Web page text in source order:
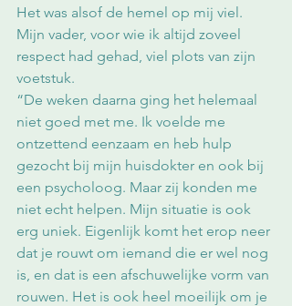
Het was alsof de hemel op mij viel.
Mijn vader, voor wie ik altijd zoveel
respect had gehad, viel plots van zijn
voetstuk.
“De weken daarna ging het helemaal
niet goed met me. Ik voelde me
ontzettend eenzaam en heb hulp
gezocht bij mijn huisdokter en ook bij
een psycholoog. Maar zij konden me
niet echt helpen. Mijn situatie is ook
erg uniek. Eigenlijk komt het erop neer
dat je rouwt om iemand die er wel nog
is, en dat is een afschuwelijke vorm van
rouwen. Het is ook heel moeilijk om je